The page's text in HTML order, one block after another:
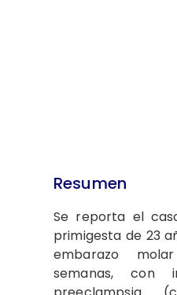
Resumen
Se reporta el
primigesta de 23
embarazo
semanas, con